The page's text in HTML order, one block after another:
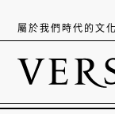
屬於我們時代的文